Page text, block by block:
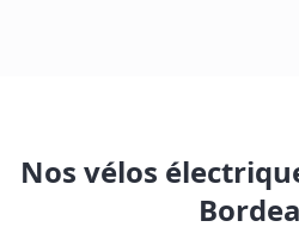
Nos vélos